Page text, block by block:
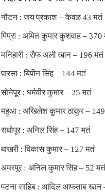
नौटन : जय प्रकाश – केवळ 43 मतं
पिंप्रा : अमित कुमार कुशवाह – 370
मनिहारी : सैफ अली खान – 196 मतं
पारसा : बिपीन सिंह – 144 मतं
सोनेपूर : धर्मवीर कुमार – 25 मतं
महुआ : अखिलेश कुमार ठाकूर –
राघोपूर : अनिल सिंह – 147 मतं
बाखरी : विकास कुमार – 127 मतं
अमरपूर : अनिल कुमार सिंह – 52 मतं
पटना साहिब : आदिल आफताब खान